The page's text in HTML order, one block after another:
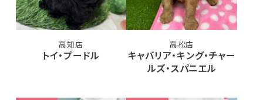
高知店
トイ・プードル
高松店
キャバリア・キング・チャー
ルズ・スパニエル